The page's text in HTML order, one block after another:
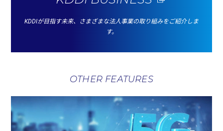
KDDIが目指す未来、さまざまな法人事業の取り組みをご紹介しま
す。
OTHER FEATURES